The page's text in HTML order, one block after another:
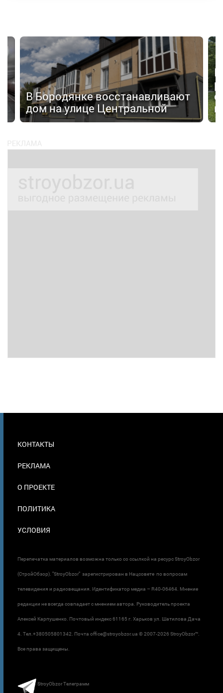
В Бородянке восстанавливают
дом на улице Центральной
В
КОНТАКТЫ
РЕКЛАМА
О ПРОЕКТЕ
ПОЛИТИКА
УСЛОВИЯ
Перепечатка материалов возможна только со ссылкой на ресурс StroyObzor
(СтройОбзор). "StroyObzor" зарегистрирован в Нацсовете по вопросам
телевидения и радиовещания. Идентификатор медиа – R40-06464. Мнение
редакции не всегда совпадает с мнением автора. Руководитель проекта
Алексей Карпушенко. Почтовый индекс 61165 г. Харьков ул. Шатилова Дача
4. Тел.+380505801342. Почта office@stroyobzor.ua © 2007-2026 StroyObzor™.
Все права защищены.
StroyObzor Телеграмм